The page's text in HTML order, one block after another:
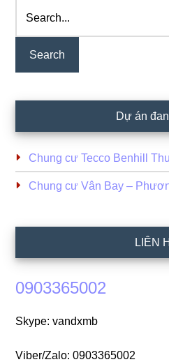
Dự án
Chung cư Tecco Benhill
Chung cư Vân Bay –
LIÊN
0903365002
Skype: vandxmb
Viber/Zalo: 0903365002